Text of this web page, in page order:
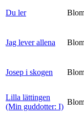
Du ler
Jag lever allena
Josep i skogen
Lilla lättingen
(Min guddotter: I)